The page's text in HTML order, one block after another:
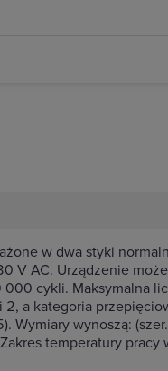
w dwa styki
V AC. Urządzenie
cykli. Maksymalna
a kategoria
wynoszą:
temperatury pracy